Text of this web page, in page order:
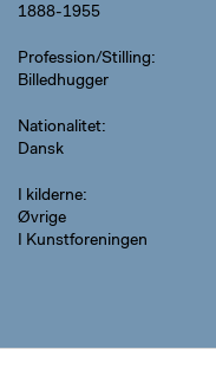
1888-1955
Profession/Stilling
Billedhugger
Nationalitet
Dansk
I kilderne
Øvrige
I Kunstforeningen